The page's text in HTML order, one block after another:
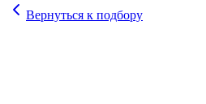
Вернуться к подбору